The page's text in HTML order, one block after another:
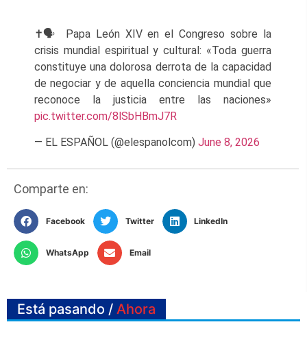
✝️🗣️ Papa León XIV en el Congreso sobre la
crisis mundial espiritual y cultural: «Toda guerra
constituye una dolorosa derrota de la capacidad
de negociar y de aquella conciencia mundial que
reconoce la justicia entre las naciones»
pic.twitter.com/8lSbHBmJ7R
— EL ESPAÑOL (@elespanolcom) June 8, 2026
Comparte en:
Facebook Twitter LinkedIn
WhatsApp Email
Está pasando / Ahora